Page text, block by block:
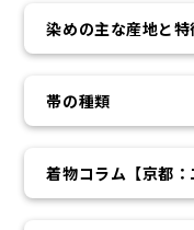
染めの主な産地と特
帯の種類
着物コラム【京都：